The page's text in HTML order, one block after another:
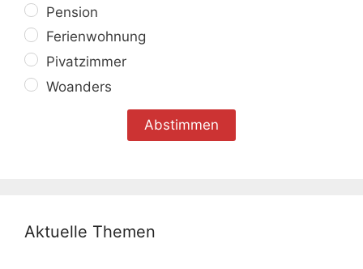
Pension
Ferienwohnung
Pivatzimmer
Woanders
Aktuelle Themen